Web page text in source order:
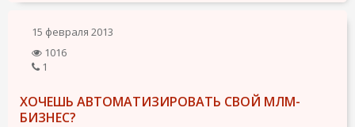
15 февраля 2013
1016
1
ХОЧЕШЬ АВТОМАТИЗИРОВАТЬ СВОЙ МЛМ-
БИЗНЕС?